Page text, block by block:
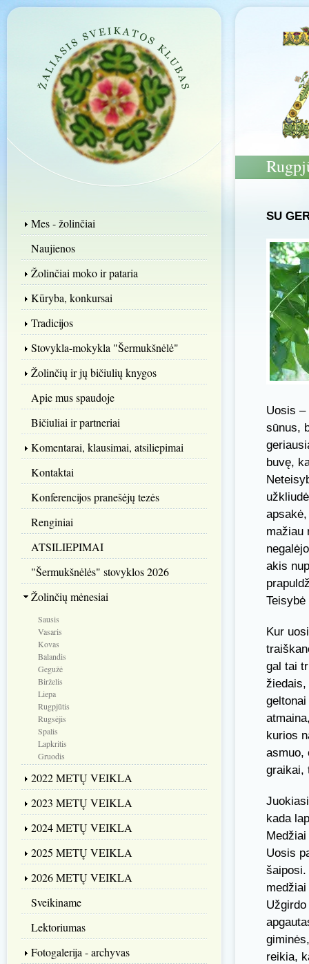
Mes - žolinčiai
Naujienos
Žolinčiai moko ir pataria
Kūryba, konkursai
Tradicijos
Stovykla-mokykla "Šermukšnėlė"
Žolinčių ir jų bičiulių knygos
Apie mus spaudoje
Bičiuliai ir partneriai
Komentarai, klausimai, atsiliepimai
Kontaktai
Konferencijos pranešėjų tezės
Renginiai
ATSILIEPIMAI
"Šermukšnėlės" stovyklos 2026
Žolinčių mėnesiai
Sausis
Vasaris
Kovas
Balandis
Gegužė
Birželis
Liepa
Rugpjūtis
Rugsėjis
Spalis
Lapkritis
Gruodis
2022 METŲ VEIKLA
2023 METŲ VEIKLA
2024 METŲ VEIKLA
2025 METŲ VEIKLA
2026 METŲ VEIKLA
Sveikiname
Lektoriumas
Fotogalerija - archyvas
SU
Uosis
sūnus,
buvę,
mažiau
akis
Kur
gal tai
kurios
asmuo,
graikai,
kada
Uosis
reikia,